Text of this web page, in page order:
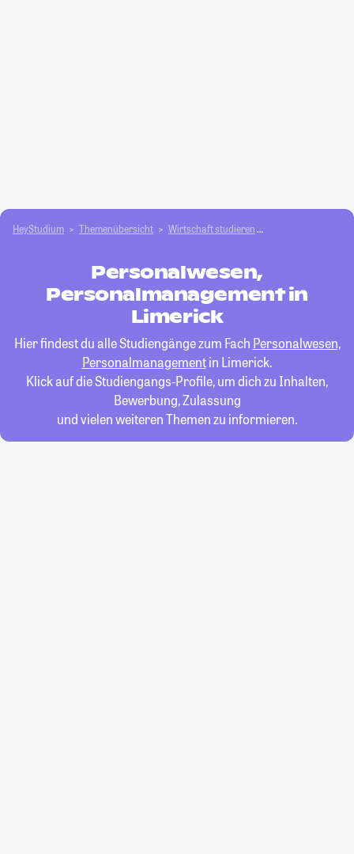
HeyStudium Themenübersicht Wirtschaft studieren
Personalwesen,
Personalmanagement in
Limerick
Hier findest du alle Studiengänge zum Fach Personalwesen,
Personalmanagementin Limerick.
Klick auf die Studiengangs-Profile, um dich zu Inhalten,
Bewerbung, Zulassung
und vielen weiteren Themen zu informieren.